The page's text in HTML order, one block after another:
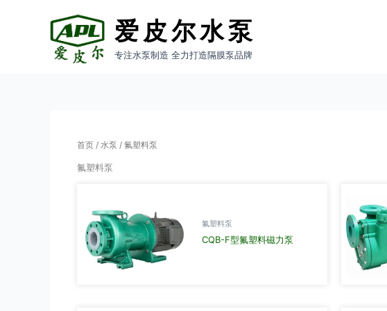
爱皮尔水泵
专注水泵制造 全力打造隔膜泵品牌
首页 / 水泵 / 氟塑料泵
氟塑料泵
氟塑料泵
CQB-F型氟塑料磁力泵